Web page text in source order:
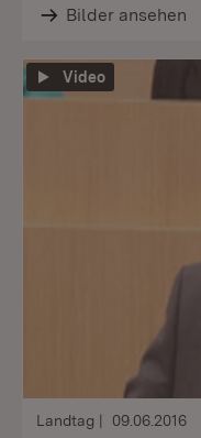
Bilder ansehen
Video
Landtag 09.06.2016